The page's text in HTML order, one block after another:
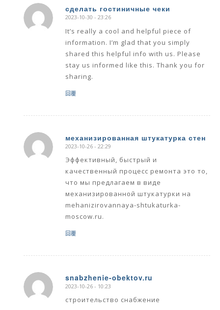
сделать гостиничные чеки
says:
2023-10-30 - 23:26
It’s really a cool and helpful piece of
information. I’m glad that you simply
shared this helpful info with us. Please
stay us informed like this. Thank you for
sharing.
回覆
механизированная штукатурка стен
says:
2023-10-26 - 22:29
Эффективный, быстрый и
качественный процесс ремонта это то,
что мы предлагаем в виде
механизированной штукатурки на
mehanizirovannaya-shtukaturka-
moscow.ru.
回覆
snabzhenie-obektov.ru
says:
2023-10-26 - 10:23
строительство снабжение